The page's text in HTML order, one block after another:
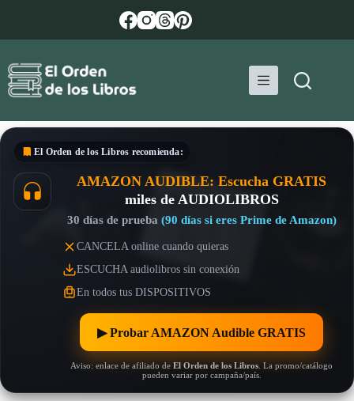
El Orden de los Libros recomienda:
AMAZON AUDIBLE: Escucha GRATIS
miles de AUDIOLIBROS
30 días de prueba (90 días si eres Prime de Amazon)
CANCELA online cuando quieras
ESCUCHA audiolibros sin conexión
En todos tus DISPOSITIVOS
▶︎ Probar AMAZON Audible GRATIS
Aviso: enlace de afiliado de El Orden de los Libros . La promo/catálogo
pueden variar por campaña/país.